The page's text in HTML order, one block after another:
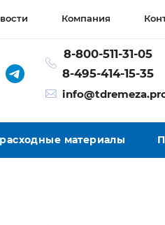
Компания
8-800-511-31-05
8-495-414-15-35
материалы